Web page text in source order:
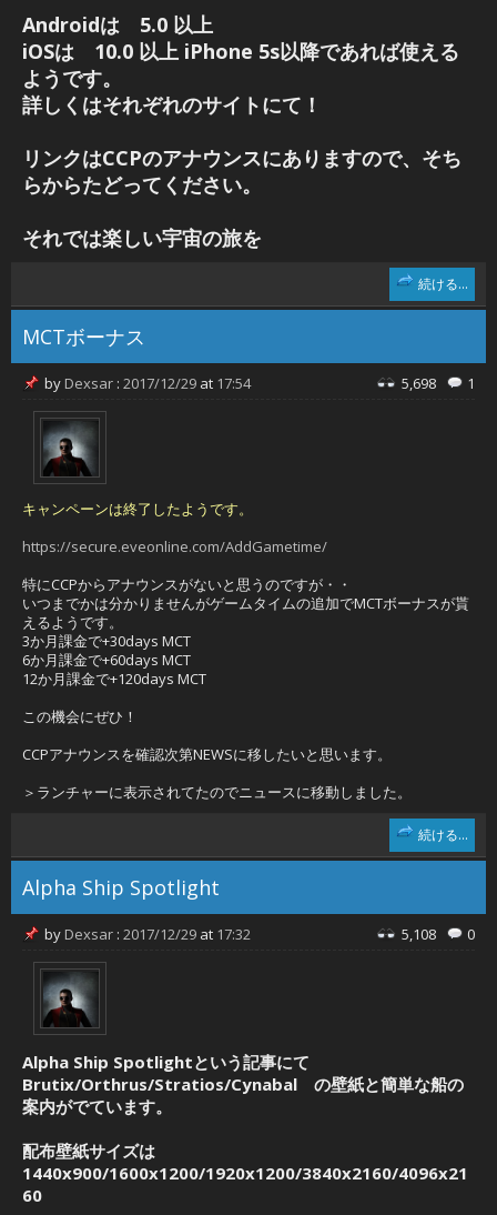
Androidは 5.0 以上
iOSは 10.0 以上 iPhone 5s以降であれば使える
ようです。
詳しくはそれぞれのサイトにて！
リンクはCCPのアナウンスにありますので、そち
らからたどってください。
それでは楽しい宇宙の旅を
続ける...
MCTボーナス
1
5,698
by Dexsar : 2017/12/29 at 17:54
キャンペーンは終了したようです。
https://secure.eveonline.com/AddGametime/
特にCCPからアナウンスがないと思うのですが・・
いつまでかは分かりませんがゲームタイムの追加でMCTボーナスが貰
えるようです。
3か月課金で+30days MCT
6か月課金で+60days MCT
12か月課金で+120days MCT
この機会にぜひ！
CCPアナウンスを確認次第NEWSに移したいと思います。
＞ランチャーに表示されてたのでニュースに移動しました。
続ける...
Alpha Ship Spotlight
0
5,108
by Dexsar : 2017/12/29 at 17:32
Alpha Ship Spotlightという記事にて
Brutix/Orthrus/Stratios/Cynabal の壁紙と簡単な船の
案内がでています。
配布壁紙サイズは
1440x900/1600x1200/1920x1200/3840x2160/4096x21
60